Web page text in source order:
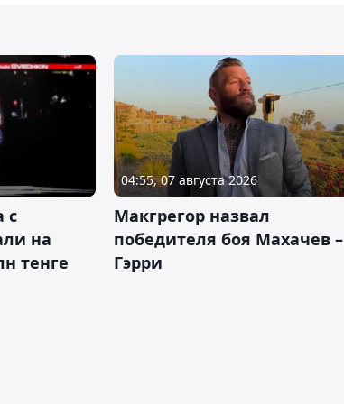
с
на
тенге
04:55, 07 августа 2026
Макгрегор назвал
победителя боя Махачев –
Гэрри